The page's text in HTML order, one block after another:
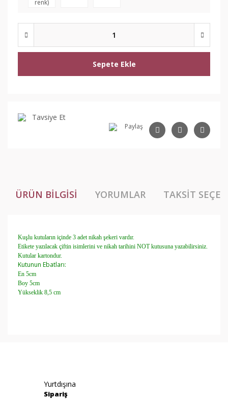
renk)
Sepete Ekle
Tavsiye Et
Paylaş
ÜRÜN BILGISI YORUMLAR TAKSIT
Kuşlu kutuların içinde 3 adet nikah şekeri vardır.
Etikete yazılacak çiftin isimlerini ve nikah tarihini NOT kutusuna yazabilirsiniz.
Kutular kartondur.
Kutunun Ebatları:
En 5cm
Boy 5cm
Yükseklik 8,5 cm
Ürün resmi kalitesiz, bozuk veya görüntülenemiyor.
Yurtdışına
Sipariş